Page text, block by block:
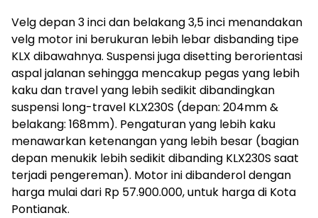
Velg depan 3 inci dan belakang 3,5 inci menandakan
velg motor ini berukuran lebih lebar disbanding tipe
KLX dibawahnya. Suspensi juga disetting berorientasi
aspal jalanan sehingga mencakup pegas yang lebih
kaku dan travel yang lebih sedikit dibandingkan
suspensi long-travel KLX230S (depan: 204mm &
belakang: 168mm). Pengaturan yang lebih kaku
menawarkan ketenangan yang lebih besar (bagian
depan menukik lebih sedikit dibanding KLX230S saat
terjadi pengereman). Motor ini dibanderol dengan
harga mulai dari Rp 57.900.000, untuk harga di Kota
Pontianak.